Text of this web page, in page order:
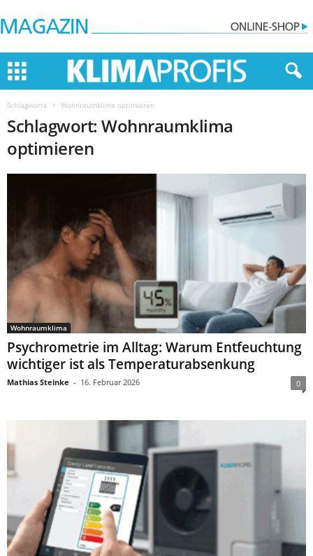
Schlagworte Wohnraumklima optimieren
Schlagwort: Wohnraumklima
optimieren
Wohnraumklima
Psychrometrie im Alltag: Warum Entfeuchtung
wichtiger ist als Temperaturabsenkung
Mathias Steinke - 16. Februar 2026 0